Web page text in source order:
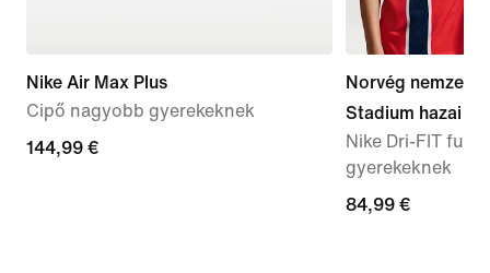
Nike Air Max Plus
Cipő nagyobb gyerekeknek
144,99
144,99 €
Norvég nemzeti
Stadium hazai
Nike Dri-FIT
gyerekeknek
84,99
84,99 €